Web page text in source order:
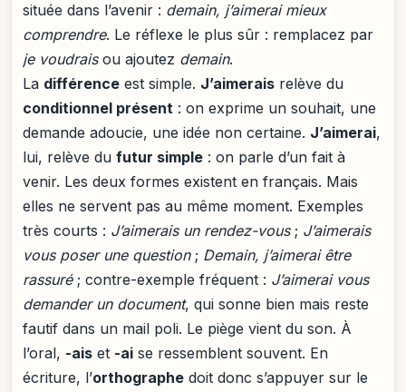
située dans l’avenir : demain, j’aimerai mieux
comprendre. Le réflexe le plus sûr : remplacez par
je voudraisou ajoutez demain.
La différence est simple. J’aimerais relève du
conditionnel présent : on exprime un souhait, une
demande adoucie, une idée non certaine. J’aimerai,
lui, relève du futur simple : on parle d’un fait à
venir. Les deux formes existent en français. Mais
elles ne servent pas au même moment. Exemples
très courts : J’aimerais un rendez-vous; J’aimerais
vous poser une question; Demain, j’aimerai être
rassuré; contre-exemple fréquent : J’aimerai vous
demander un document, qui sonne bien mais reste
fautif dans un mail poli. Le piège vient du son. À
l’oral, -ais et -ai se ressemblent souvent. En
écriture, l’orthographe doit donc s’appuyer sur le